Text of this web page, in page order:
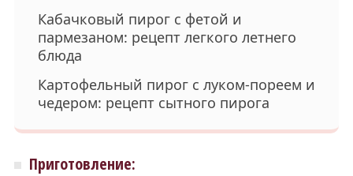
Кабачковый пирог с фетой и
пармезаном: рецепт легкого летнего
блюда
Картофельный пирог с луком-пореем и
чедером: рецепт сытного пирога
Приготовление: